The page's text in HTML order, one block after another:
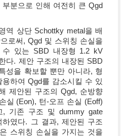
분으로 인해 여전히 큰 Qgd
역 상단 Schottky metal을 배
로써, Qgd 및 스위칭 손실을
수 있는 SBD 내장형 1.2 kV
다. 제안 구조의 내장된 SBD
성을 확보할 뿐만 아니라, 형
하여 Qgd를 감소시킬 수 있
제안된 구조의 Qgd, 순방향
실 (Eon), 턴-오프 손실 (Eoff)
, 기존 구조 및 dummy gate
하였다. 그 결과, 제안된 구조
스위칭 손실을 가지는 것을